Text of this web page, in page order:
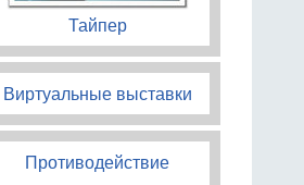
Тайпер
Виртуальные выставки
Противодействие